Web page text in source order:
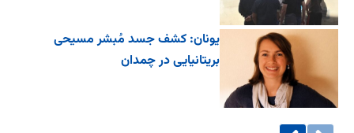
یونان: کشف جسد مُبشر مسیحی
بریتانیایی در چمدان